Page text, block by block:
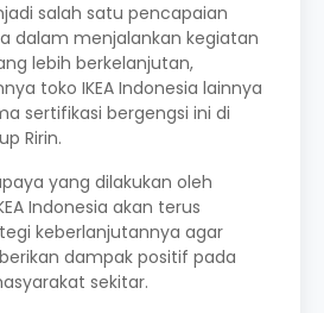
salah satu pencapaian
dalam menjalankan kegiatan
lebih berkelanjutan,
toko IKEA Indonesia lainnya
sertifikasi bergengsi ini di
Ririn.
yang dilakukan oleh
Indonesia akan terus
keberlanjutannya agar
dampak positif pada
sekitar.